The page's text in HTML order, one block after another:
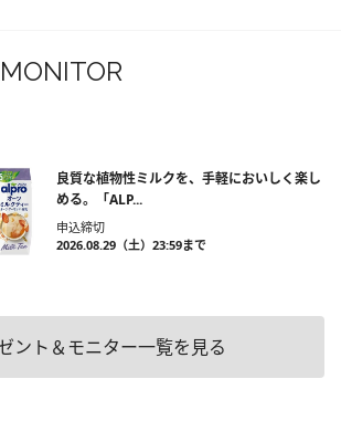
良質な植物性ミルクを、手軽においしく楽し
める。「ALP...
申込締切
2026.08.29（土）23:59まで
ント＆モニター一覧を見る